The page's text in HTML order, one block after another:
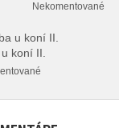
Nekomentované
koní II.